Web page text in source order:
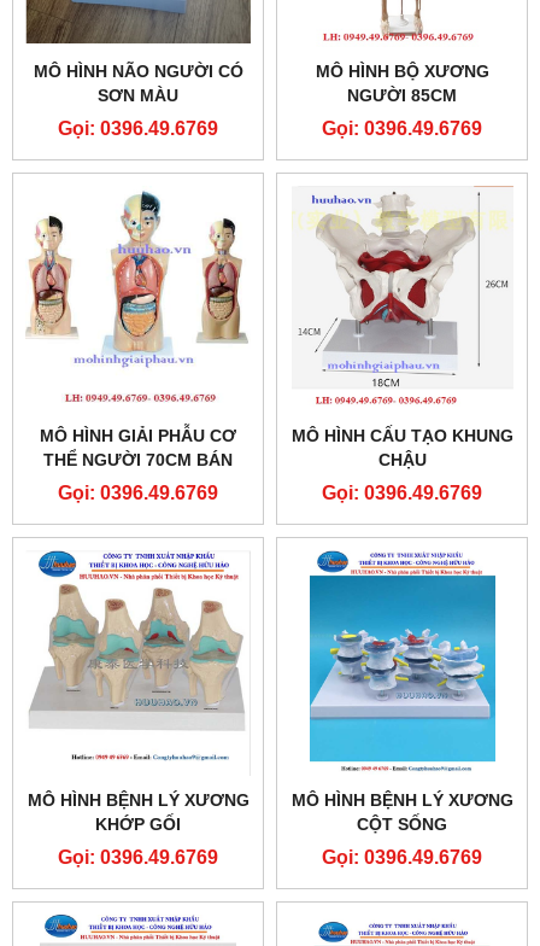
MÔ HÌNH NÃO NGƯỜI CÓ
SƠN MÀU
Gọi: 0396.49.6769
MÔ HÌNH BỘ XƯƠNG
NGƯỜI 85CM
Gọi: 0396.49.6769
MÔ HÌNH GIẢI PHẪU CƠ
THỂ NGƯỜI 70CM BÁN
THÂN
Gọi: 0396.49.6769
MÔ HÌNH CẤU TẠO KHUNG
CHẬU
Gọi: 0396.49.6769
MÔ HÌNH BỆNH LÝ XƯƠNG
KHỚP GỐI
Gọi: 0396.49.6769
MÔ HÌNH BỆNH LÝ XƯƠNG
CỘT SỐNG
Gọi: 0396.49.6769